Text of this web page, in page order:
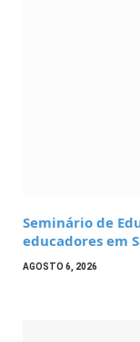
Seminário de
educadores em
AGOSTO 6, 2026